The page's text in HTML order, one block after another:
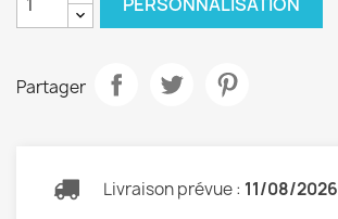
Partager
Livraison prévue : 11/08/2026